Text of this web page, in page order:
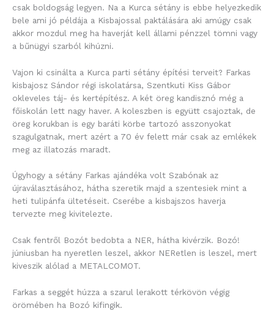
csak boldogság legyen. Na a Kurca sétány is ebbe helyezkedik
bele ami jó példája a Kisbajossal paktálására aki amúgy csak
akkor mozdul meg ha haverját kell állami pénzzel tömni vagy
a bűnügyi szarból kihúzni.
Vajon ki csinálta a Kurca parti sétány építési terveit? Farkas
kisbajosz Sándor régi iskolatársa, Szentkuti Kiss Gábor
okleveles táj- és kertépítész. A két öreg kandisznó még a
főiskolán lett nagy haver. A koleszben is együtt csajoztak, de
öreg korukban is egy baráti körbe tartozó asszonyokat
szagulgatnak, mert azért a 70 év felett már csak az emlékek
meg az illatozás maradt.
Úgyhogy a sétány Farkas ajándéka volt Szabónak az
újraválasztásához, hátha szeretik majd a szentesiek mint a
heti tulipánfa ültetéseit. Cserébe a kisbajszos haverja
tervezte meg kivitelezte.
Csak fentről Bozót bedobta a NER, hátha kivérzik. Bozó!
júniusban ha nyeretlen leszel, akkor NERetlen is leszel, mert
kiveszik alólad a METALCOMOT.
Farkas a seggét húzza a szarul lerakott térkövön végig
örömében ha Bozó kifingik.